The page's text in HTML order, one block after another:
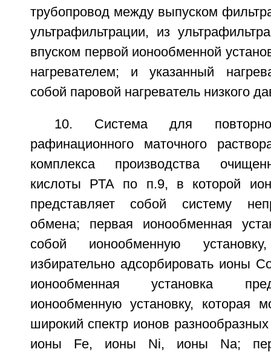
трубопровод между выпуском
ультрафильтрации, из
впуском первой ионообменной
нагревателем; и указанный
собой паровой нагреватель низкого
10. Система для
рафинационного маточного
комплекса производства
кислоты РТА по п.9, в которой
представляет собой систему
обмена; первая ионообменная
собой ионообменную
избирательно адсорбировать ионы
ионообменная установка
ионообменную установку, которая
широкий спектр ионов
ионы Fe, ионы Ni, ионы Na;